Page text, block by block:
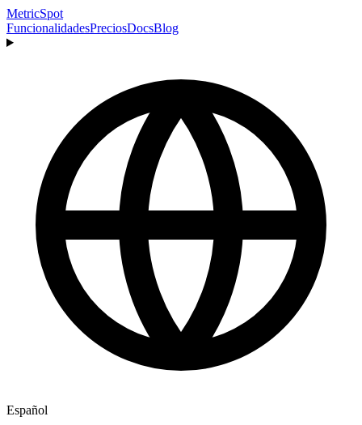
MetricSpot
FuncionalidadesPreciosDocsBlog
Español